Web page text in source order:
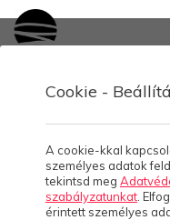
KOLLEKCIÓK/ HELLO
My
Cookie -
A cookie-kkal
személyes adatok
tekintsd meg
szabályzatunkat .
érintett személyes